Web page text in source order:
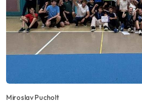
Miroslav Pucholt